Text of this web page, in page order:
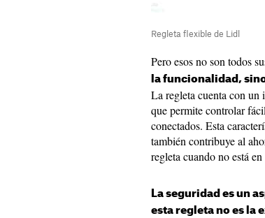
Regleta flexible de Lidl
Pero esos no son todos
la funcionalidad,
La regleta cuenta con
que permite controlar
conectados. Esta
también contribuye al
regleta cuando no está en
La seguridad es un
esta regleta no es la